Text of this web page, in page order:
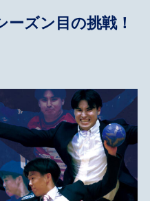
ズン目の挑戦！